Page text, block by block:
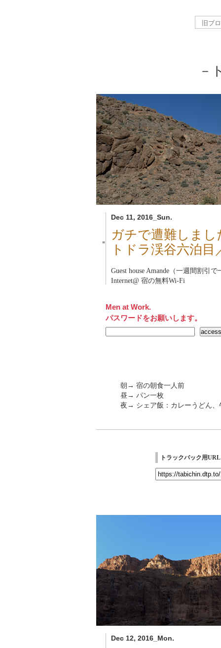
－
Dec 11, 2016_Sun.
■
ガチで遭難しまし
トドラ渓谷六泊
Guest house Amande（一週間割引
Internet@ 宿の無料Wi-Fi
Men at Work.
パスワードをお願いします。
朝→ 宿の朝食一人前
昼→ パン一枚
夜→ シェア飯：カレーうどん、
トラックバック用URL
Dec 12, 2016_Mon.